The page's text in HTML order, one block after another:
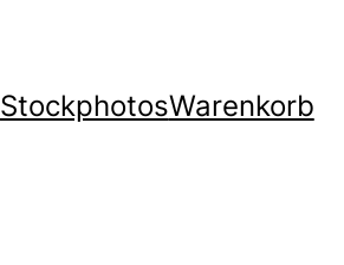
StockphotosWarenkorb